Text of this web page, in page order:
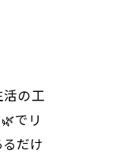
活の工
でリ
だけ